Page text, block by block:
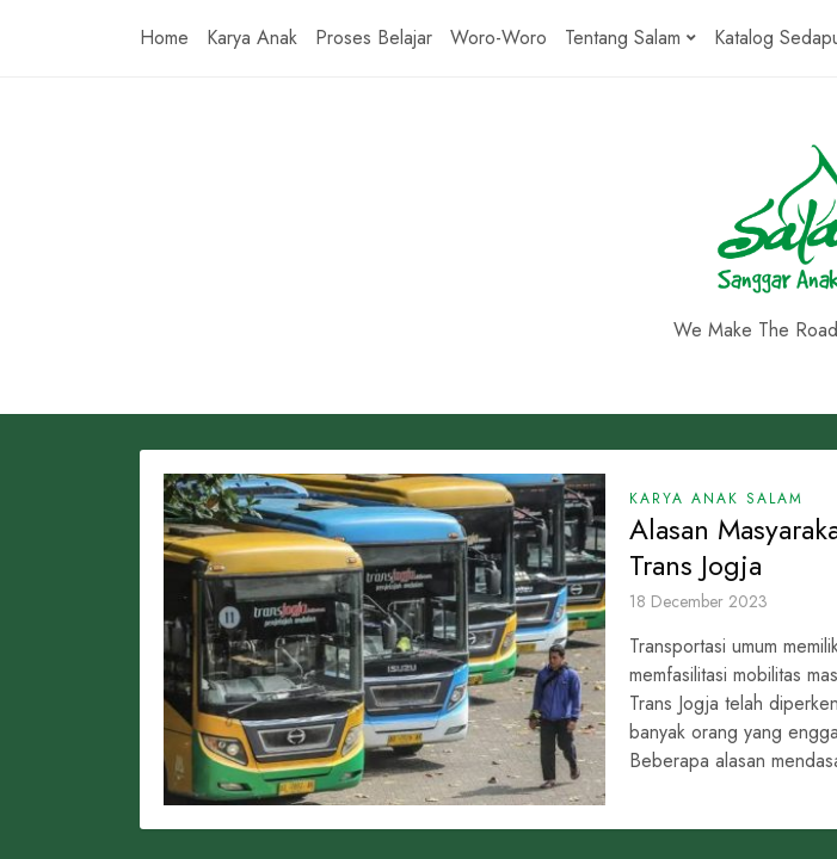
Home Karya Anak Proses Belajar Woro-Woro Tentang Salam Katalog
We Make The
KARYA ANAK SALAM
Alasan
Trans Jogja
18 December 2023
Transportasi umum
memfasilitasi mobilitas
Trans Jogja telah
banyak orang yang
Beberapa alasan